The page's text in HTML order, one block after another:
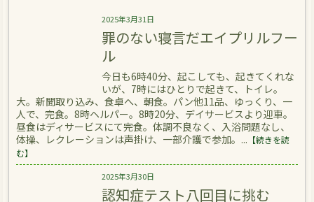
2025年3月31日
罪のない寝言だエイプリルフー
ル
今日も6時40分、起こしても、起きてくれな
いが、7時にはひとりで起きて、トイレ。
大。新聞取り込み、食卓へ、朝食。パン他11品、ゆっくり、一
人で、完食。8時ヘルパー。8時20分、デイサービスより迎車。
昼食はディサービスにて完食。体調不良なく、入浴問題なし、
体操、レクレーションは声掛け、一部介護で参加。... 【続きを読
む】
2025年3月30日
認知症テスト八回目に挑む